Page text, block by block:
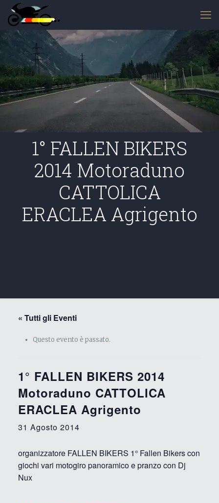
1° FALLEN BIKERS
2014 Motoraduno
CATTOLICA
ERACLEA Agrigento
« Tutti gli Eventi
Questo evento è passato.
1° FALLEN BIKERS 2014
Motoraduno CATTOLICA
ERACLEA Agrigento
31 Agosto 2014
organizzatore FALLEN BIKERS 1° Fallen Bikers con
giochi vari motogiro panoramico e pranzo con Dj
Nux